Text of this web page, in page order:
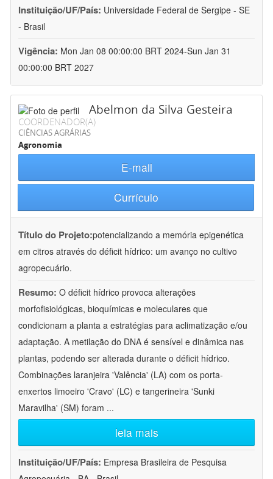
Instituição/UF/País: Universidade Federal de Sergipe - SE
- Brasil
Vigência: Mon Jan 08 00:00:00 BRT 2024-Sun Jan 31
00:00:00 BRT 2027
Abelmon da Silva Gesteira
COORDENADOR(A)
CIÊNCIAS AGRÁRIAS
Agronomia
E-mail
Currículo
Título do Projeto:potencializando a memória epigenética
em citros através do déficit hídrico: um avanço no cultivo
agropecuário.
Resumo: O déficit hídrico provoca alterações
morfofisiológicas, bioquímicas e moleculares que
condicionam a planta a estratégias para aclimatização e/ou
adaptação. A metilação do DNA é sensível e dinâmica nas
plantas, podendo ser alterada durante o déficit hídrico.
Combinações laranjeira 'Valência' (LA) com os porta-
enxertos limoeiro 'Cravo' (LC) e tangerineira 'Sunki
Maravilha' (SM) foram ...
leia mais
Instituição/UF/País: Empresa Brasileira de Pesquisa